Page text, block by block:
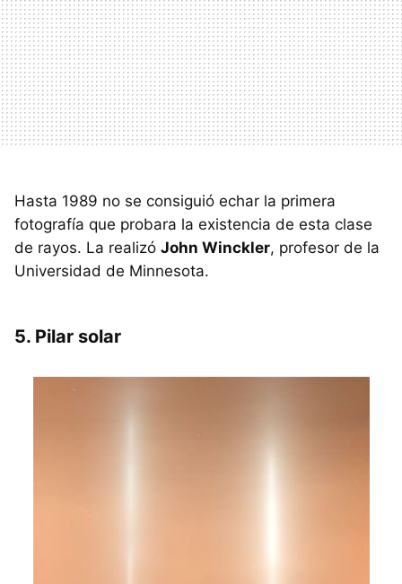
Hasta 1989 no se consiguió echar la primera
fotografía que probara la existencia de esta clase
de rayos. La realizó John Winckler, profesor de la
Universidad de Minnesota.
5. Pilar solar